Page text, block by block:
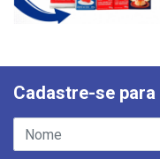
Cadastre-se